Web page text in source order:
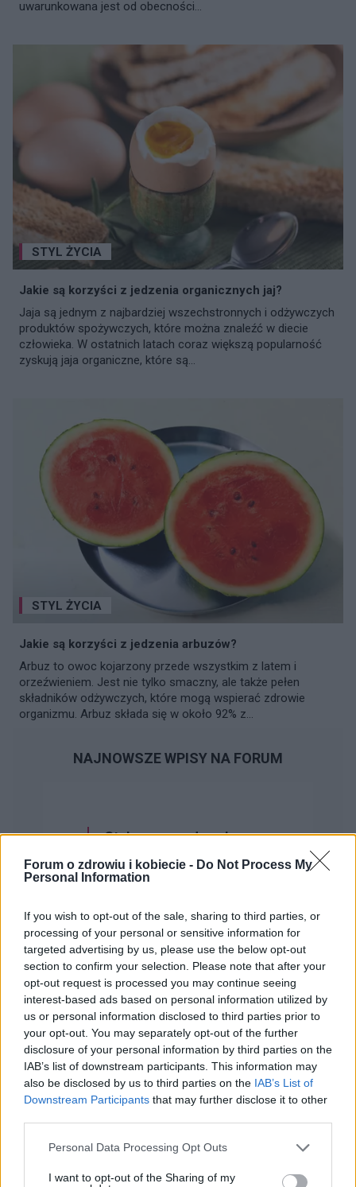
Forum o zdrowiu i kobiecie - Do Not Process My
Personal Information
If you wish to opt-out of the sale, sharing to third parties, or
processing of your personal or sensitive information for
targeted advertising by us, please use the below opt-out
section to confirm your selection. Please note that after your
opt-out request is processed you may continue seeing
interest-based ads based on personal information utilized by
us or personal information disclosed to third parties prior to
your opt-out. You may separately opt-out of the further
disclosure of your personal information by third parties on the
IAB’s list of downstream participants. This information may
also be disclosed by us to third parties on the IAB’s List of
Downstream Participants that may further disclose it to other
Personal Data Processing Opt Outs
I want to opt-out of the Sharing of my
uwarunkowana jest od obecności...
STYL ŻYCIA
Jakie są korzyści z jedzenia organicznych jaj?
Jaja są jednym z najbardziej wszechstronnych i odżywczych
produktów spożywczych, które można znaleźć w diecie
człowieka. W ostatnich latach coraz większą popularność
zyskują jaja organiczne, które są...
STYL ŻYCIA
Jakie są korzyści z jedzenia arbuzów?
Arbuz to owoc kojarzony przede wszystkim z latem i
orzeźwieniem. Jest nie tylko smaczny, ale także pełen
składników odżywczych, które mogą wspierać zdrowie
organizmu. Arbuz składa się w około 92% z...
NAJNOWSZE WPISY NA FORUM
Stylo czarna, damska
Też miałam taki moment, że
wcale nie jest to takie proste 😅
Warto zwrócić uwagę na fason i
detale, bo nawet prosta bluzka
może wyglądać świetnie, jeśli ma
ciekawy krój albo wykończenie.
Bluzka bluzką, ale co z resztą
stylizacji – zwłaszcza jeśli
chcesz wymodelować sylwetkę?
Warto pomyśleć np. o spodniach,
które ładnie układają się na ciele i
garderobie spodnie modelujące z
wysokim stanem czytaj tu –
12
ostatni 4 miesiące temu
/kalina333
‹ ›
Reklama: